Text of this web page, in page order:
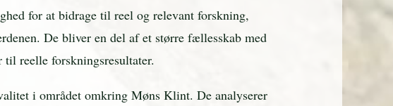
for at bidrage til reel og relevant forskning,
De bliver en del af et større fællesskab med
reelle forskningsresultater.
i området omkring Møns Klint. De analyserer